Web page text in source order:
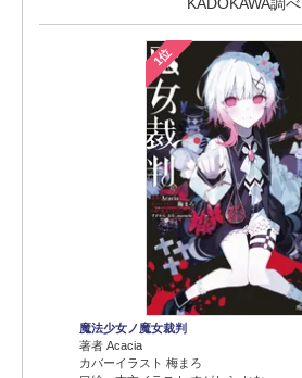
1位
魔法少女ノ魔女裁判
著者 Acacia
カバーイラスト 梅まろ